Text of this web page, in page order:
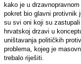
kako je u
pokret bio glavni protivnik
su svi oni koji su
hrvatskoj drzavi u
uništavanja političkih
problema, kojeg je
trebalo riješiti.